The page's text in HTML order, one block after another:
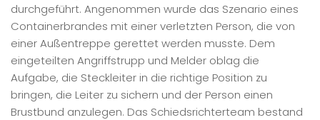
durchgeführt. Angenommen wurde das Szenario eines
Containerbrandes mit einer verletzten Person, die von
einer Außentreppe gerettet werden musste. Dem
eingeteilten Angriffstrupp und Melder oblag die
Aufgabe, die Steckleiter in die richtige Position zu
bringen, die Leiter zu sichern und der Person einen
Brustbund anzulegen. Das Schiedsrichterteam bestand